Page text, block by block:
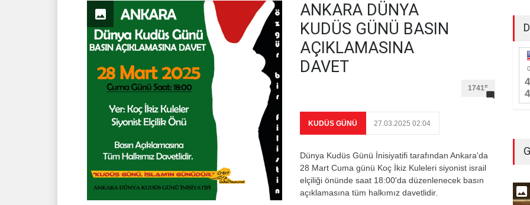
ANKARA DÜNYA
KUDÜS GÜNÜ BASIN
AÇIKLAMASINA
DAVET
17415
KUDÜS GÜNÜ 27.03.2025 02:04
Dünya Kudüs Günü İnisiyatifi tarafından Ankara'da
28 Mart Cuma günü Koç İkiz Kuleleri siyonist israil
elçiliği önünde saat 18:00'da düzenlenecek basın
açıklamasına tüm halkımız davetlidir.